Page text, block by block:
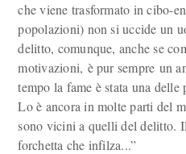
che viene trasformato in cibo-
popolazioni) non si uccide un
delitto, comunque, anche se
motivazioni, è pur sempre un
tempo la fame è stata una
Lo è ancora in molte parti del
sono vicini a quelli del delitto.
forchetta che infilza...”